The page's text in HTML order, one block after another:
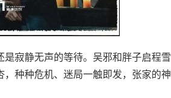
寂静无声的等待。吴邪和胖子启程雪
种种危机、迷局一触即发，张家的神